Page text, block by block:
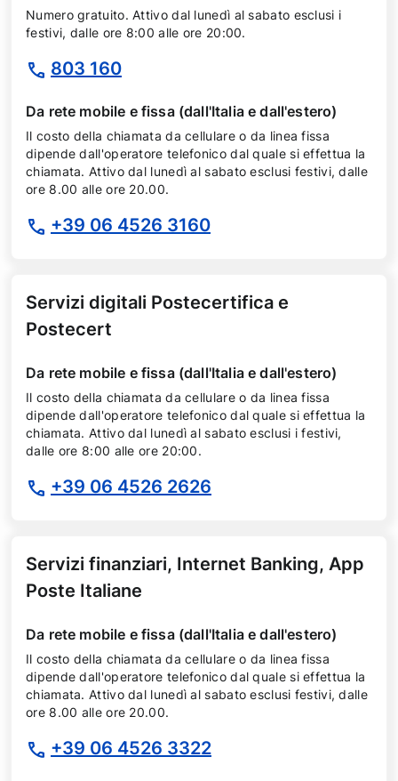
Numero gratuito. Attivo dal lunedì al sabato esclusi i
festivi, dalle ore 8:00 alle ore 20:00.
803 160
Da rete mobile e fissa (dall'Italia e dall'estero)
Il costo della chiamata da cellulare o da linea fissa
dipende dall'operatore telefonico dal quale si effettua la
chiamata. Attivo dal lunedì al sabato esclusi festivi, dalle
ore 8.00 alle ore 20.00.
+39 06 4526 3160
Servizi digitali Postecertifica e
Postecert
Da rete mobile e fissa (dall'Italia e dall'estero)
Il costo della chiamata da cellulare o da linea fissa
dipende dall'operatore telefonico dal quale si effettua la
chiamata. Attivo dal lunedì al sabato esclusi i festivi,
dalle ore 8:00 alle ore 20:00.
+39 06 4526 2626
Servizi finanziari, Internet Banking, App
Poste Italiane
Da rete mobile e fissa (dall'Italia e dall'estero)
Il costo della chiamata da cellulare o da linea fissa
dipende dall'operatore telefonico dal quale si effettua la
chiamata. Attivo dal lunedì al sabato esclusi festivi, dalle
ore 8.00 alle ore 20.00.
+39 06 4526 3322